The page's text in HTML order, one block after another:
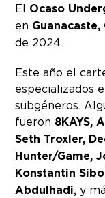
El Ocaso
en
de 2024.
Este año el
especializados
subgéneros.
fueron 8KAYS,
Seth Troxler,
Hunter/Game,
Konstantin
Abdulhadi, y